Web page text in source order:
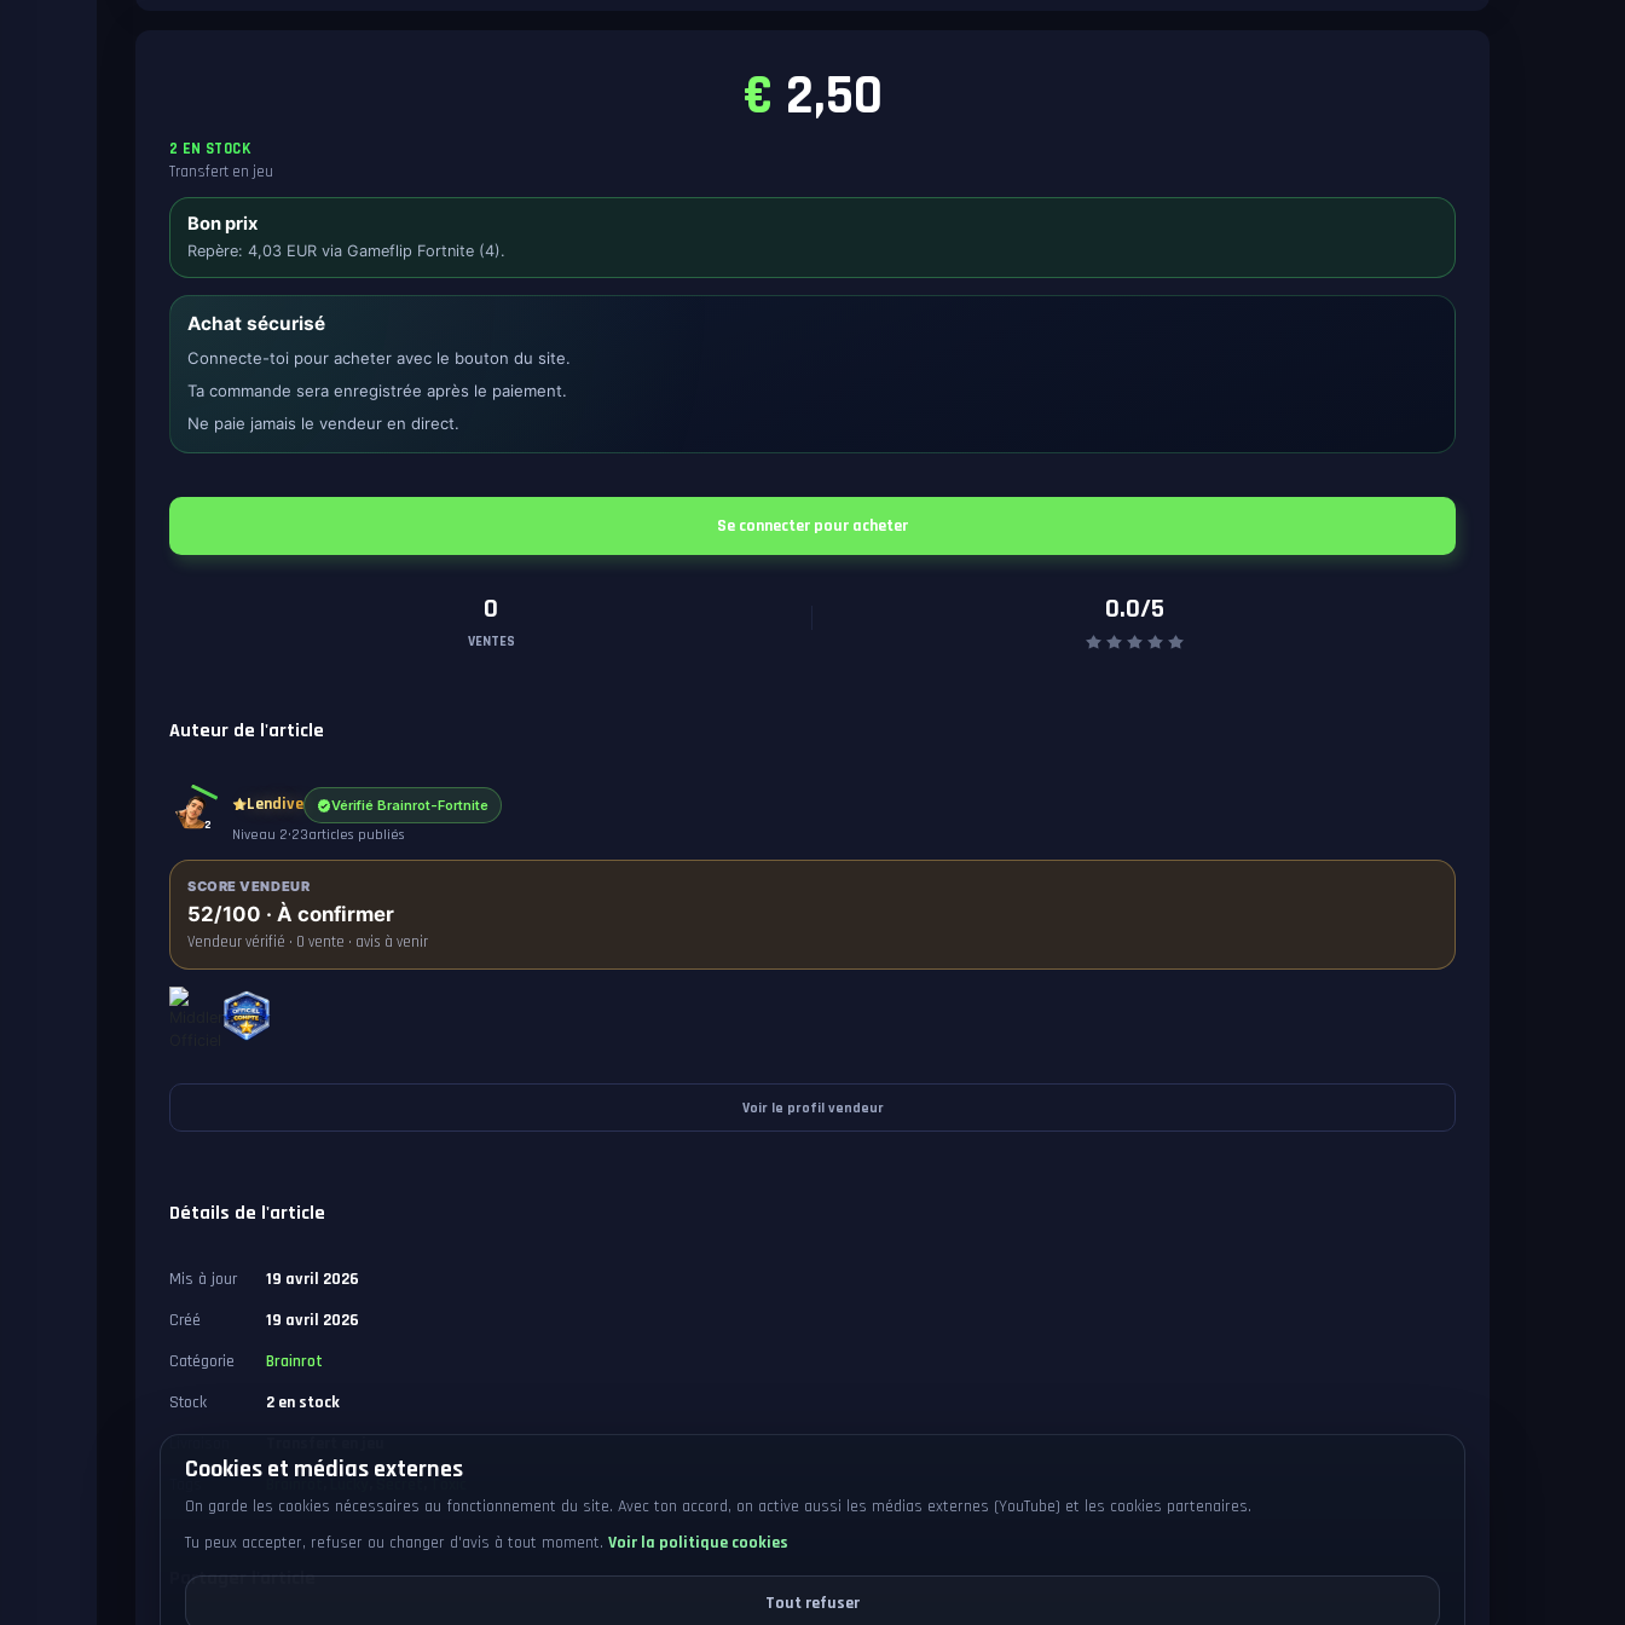
Cookies et médias externes
On garde les cookies nécessaires au fonctionnement du site. Avec ton accord, on active aussi les médias externes (YouTube) et les cookies partenaires.
Tu peux accepter, refuser ou changer d'avis à tout moment. Voir la politique cookies
Tout refuser
€ 2,50
2 EN STOCK
Transfert en jeu
Bon prix
Repère: 4,03 EUR via Gameflip Fortnite (4).
Achat sécurisé
Connecte-toi pour acheter avec le bouton du site.
Ta commande sera enregistrée après le paiement.
Ne paie jamais le vendeur en direct.
Se connecter pour acheter
0
VENTES
0.0/5
Auteur de l'article
2
Lendive Vérifié Brainrot-Fortnite
Niveau 2•23articles publiés
SCORE VENDEUR
52/100 · À confirmer
Vendeur vérifié · 0 vente · avis à venir
Voir le profil vendeur
Détails de l'article
Mis à jour
19 avril 2026
Créé
19 avril 2026
Catégorie
Brainrot
Stock
2 en stock
Livraison
Partager l'article